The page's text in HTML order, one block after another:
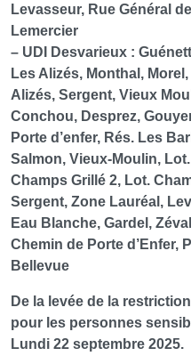
Levasseur, Rue Général
Lemercier
– UDI Desvarieux :
Les Alizés, Monthal,
Alizés, Sergent, Vieux
Conchou, Desprez,
Porte d’enfer, Rés. Les
Salmon, Vieux-Moulin,
Champs Grillé 2, Lot.
Sergent, Zone Lauréal,
Eau Blanche, Gardel,
Chemin de Porte d’Enfer,
Bellevue
De la levée de la
pour les personnes
Lundi 22 septembre 2025.